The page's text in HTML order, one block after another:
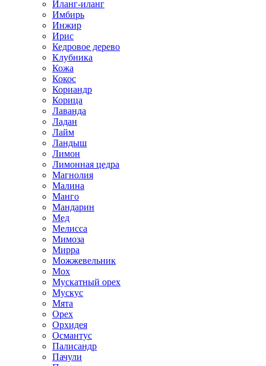
Иланг-иланг
Имбирь
Инжир
Ирис
Кедровое дерево
Клубника
Кожа
Кокос
Кориандр
Корица
Лаванда
Ладан
Лайм
Ландыш
Лимон
Лимонная цедра
Магнолия
Малина
Манго
Мандарин
Мед
Мелисса
Мимоза
Мирра
Можжевельник
Мох
Мускатный орех
Мускус
Мята
Орех
Орхидея
Османтус
Палисандр
Пачули